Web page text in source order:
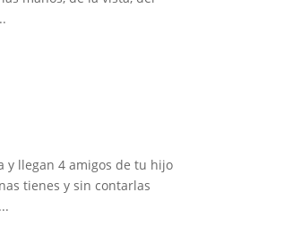
y llegan 4 amigos de tu hijo
tienes y sin contarlas